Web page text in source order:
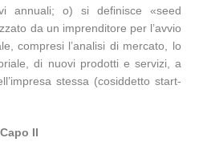
annuali; o) si definisce «seed
da un imprenditore per l’avvio
compresi l’analisi di mercato, lo
di nuovi prodotti e servizi, a
stessa (cosiddetto start-
Capo II